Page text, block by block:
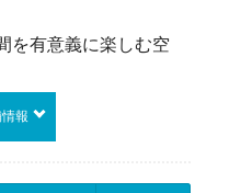
を有意義に楽しむ空
情報